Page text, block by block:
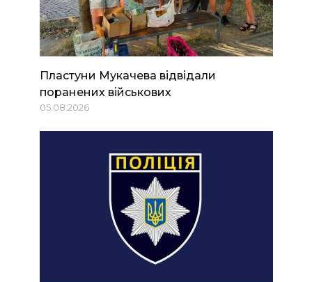
Пластуни Мукачева відвідали
поранених військових
05.08.2026